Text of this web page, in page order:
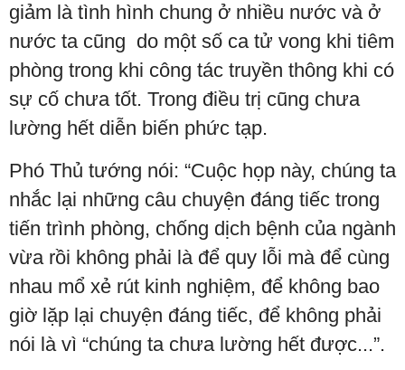
giảm là tình hình chung ở nhiều nước và ở
nước ta cũng do một số ca tử vong khi tiêm
phòng trong khi công tác truyền thông khi có
sự cố chưa tốt. Trong điều trị cũng chưa
lường hết diễn biến phức tạp.
Phó Thủ tướng nói: “Cuộc họp này, chúng ta
nhắc lại những câu chuyện đáng tiếc trong
tiến trình phòng, chống dịch bệnh của ngành
vừa rồi không phải là để quy lỗi mà để cùng
nhau mổ xẻ rút kinh nghiệm, để không bao
giờ lặp lại chuyện đáng tiếc, để không phải
nói là vì “chúng ta chưa lường hết được...”.